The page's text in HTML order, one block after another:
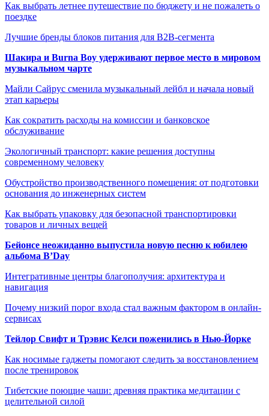
Как выбрать летнее путешествие по бюджету и не пожалеть о
поездке
Лучшие бренды блоков питания для B2B-сегмента
Шакира и Burna Boy удерживают первое место в мировом
музыкальном чарте
Майли Сайрус сменила музыкальный лейбл и начала новый
этап карьеры
Как сократить расходы на комиссии и банковское
обслуживание
Экологичный транспорт: какие решения доступны
современному человеку
Обустройство производственного помещения: от подготовки
основания до инженерных систем
Как выбрать упаковку для безопасной транспортировки
товаров и личных вещей
Бейонсе неожиданно выпустила новую песню к юбилею
альбома B’Day
Интегративные центры благополучия: архитектура и
навигация
Почему низкий порог входа стал важным фактором в онлайн-
сервисах
Тейлор Свифт и Трэвис Келси поженились в Нью-Йорке
Как носимые гаджеты помогают следить за восстановлением
после тренировок
Тибетские поющие чаши: древняя практика медитации с
целительной силой